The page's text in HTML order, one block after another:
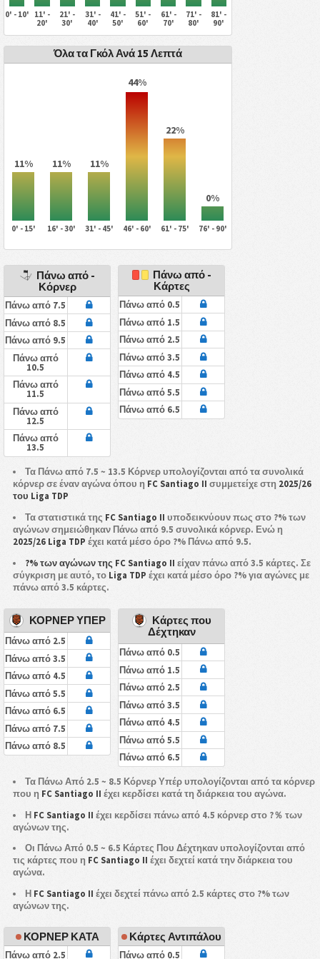
0' - 10'
11' -
20'
21' -
30'
31' -
40'
41' -
50'
51' -
60'
61' -
70'
71' -
80'
81' -
90'
Όλα τα Γκόλ Ανά 15 Λεπτά
11% 11% 11%
44%
22%
0%
0' - 15' 16' - 30' 31' - 45' 46' - 60' 61' - 75' 76' - 90'
Πάνω από -
Κόρνερ
Πάνω από 7.5
Πάνω από 8.5
Πάνω από 9.5
Πάνω από
10.5
Πάνω από
11.5
Πάνω από
12.5
Πάνω από
13.5
Πάνω από -
Κάρτες
Πάνω από 0.5
Πάνω από 1.5
Πάνω από 2.5
Πάνω από 3.5
Πάνω από 4.5
Πάνω από 5.5
Πάνω από 6.5
Τα Πάνω από 7.5 ~ 13.5 Κόρνερ υπολογίζονται από τα συνολικά
κόρνερ σε έναν αγώνα όπου η FC Santiago II συμμετείχε στη 2025/26
του Liga TDP
Τα στατιστικά της FC Santiago II υποδεικνύουν πως στο ?% των
αγώνων σημειώθηκαν Πάνω από 9.5 συνολικά κόρνερ. Ενώ η
2025/26 Liga TDP έχει κατά μέσο όρο ?% Πάνω από 9.5.
?% των αγώνων της FC Santiago II είχαν πάνω από 3.5 κάρτες. Σε
σύγκριση με αυτό, το Liga TDP έχει κατά μέσο όρο ?% για αγώνες με
πάνω από 3.5 κάρτες.
ΚΟΡΝΕΡ ΥΠΕΡ
Πάνω από 2.5
Πάνω από 3.5
Πάνω από 4.5
Πάνω από 5.5
Πάνω από 6.5
Πάνω από 7.5
Πάνω από 8.5
Κάρτες που
Δέχτηκαν
Πάνω από 0.5
Πάνω από 1.5
Πάνω από 2.5
Πάνω από 3.5
Πάνω από 4.5
Πάνω από 5.5
Πάνω από 6.5
Τα Πάνω Από 2.5 ~ 8.5 Κόρνερ Υπέρ υπολογίζονται από τα κόρνερ
που η FC Santiago II έχει κερδίσει κατά τη διάρκεια του αγώνα.
Η FC Santiago II έχει κερδίσει πάνω από 4.5 κόρνερ στο ?％ των
αγώνων της.
Οι Πάνω Από 0.5 ~ 6.5 Κάρτες Που Δέχτηκαν υπολογίζονται από
τις κάρτες που η FC Santiago II έχει δεχτεί κατά την διάρκεια του
αγώνα.
Η FC Santiago II έχει δεχτεί πάνω από 2.5 κάρτες στο ?% των
αγώνων της.
ΚΟΡΝΕΡ ΚΑΤΑ
Πάνω από 2.5
Κάρτες Αντιπάλου
Πάνω από 0.5